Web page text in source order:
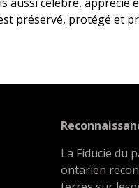
préservé, protégé et
La Fiducie du
ontarien